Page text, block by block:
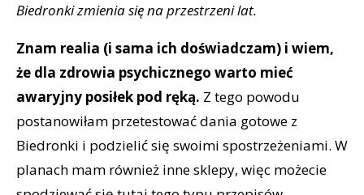
Biedronki zmienia się na przestrzeni lat.
Znam realia (i sama ich doświadczam) i wiem,
że dla zdrowia psychicznego warto mieć
awaryjny posiłek pod ręką. Z tego powodu
postanowiłam przetestować dania gotowe z
Biedronki i podzielić się swoimi spostrzeżeniami. W
planach mam również inne sklepy, więc możecie